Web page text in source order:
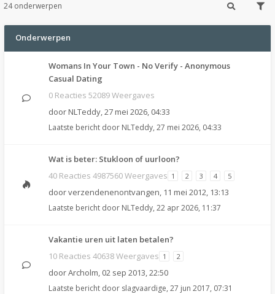
24 onderwerpen
Onderwerpen
Womans In Your Town - No Verify - Anonymous
Casual Dating
0 Reacties 52089 Weergaves
door NLTeddy,27 mei 2026, 04:33
Laatste bericht door NLTeddy, 27 mei 2026, 04:33
Wat is beter: Stukloon of uurloon?
40 Reacties 4987560 Weergaves 1 2 3 4 5
doorverzendenenontvangen, 11 mei 2012, 13:13
Laatste bericht door NLTeddy, 22 apr 2026, 11:37
Vakantie uren uit laten betalen?
10 Reacties 40638 Weergaves 1 2
doorArcholm, 02 sep 2013, 22:50
Laatste bericht door slagvaardige, 27 jun 2017, 07:31